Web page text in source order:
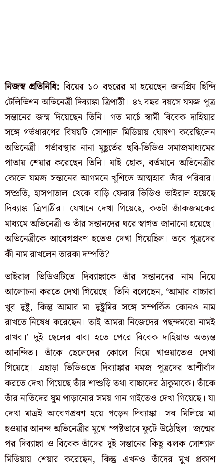
নিজস্ব প্রতিনিধি: বিয়ের ১০ বছরের মা হয়েছেন জনপ্রিয় হিন্দি
টেলিভিশন অভিনেত্রী দিব্যাঙ্কা ত্রিপাঠী। ৪২ বছর বয়সে যমজ পুত্র
সন্তানের জন্ম দিয়েছেন তিনি। গত মার্চে স্বামী বিবেক দাহিয়ার
সঙ্গে গর্ভধারণের বিষয়টি সোশ্যাল মিডিয়ায় ঘোষণা করেছিলেন
অভিনেত্রী। গর্ভাবস্থার নানা মুহূর্তের ছবি-ভিডিও সমাজমাধ্যমের
পাতায় শেয়ার করেছেন তিনি। যাই হোক, বর্তমানে অভিনেত্রীর
কোলে যমজ সন্তানের আগমনে খুশিতে আত্মহারা তাঁর পরিবার।
সম্প্রতি, হাসপাতাল থেকে বাড়ি ফেরার ভিডিও ভাইরাল হয়েছে
দিব্যাঙ্কা ত্রিপাঠীর। যেখানে দেখা গিয়েছে, কতটা জাঁকজমকের
মাধ্যমে অভিনেত্রী ও তাঁর সন্তানদের ঘরে স্বাগত জানানো হয়েছে।
অভিনেত্রীকে আবেগপ্রবণ হতেও দেখা গিয়েছিল। তবে পুত্রদের
কী নাম রাখলেন তারকা দম্পতি?
ভাইরাল ভিডিওটিতে দিব্যাঙ্কাকে তাঁর সন্তানদের নাম নিয়ে
আলোচনা করতে দেখা গিয়েছে। তিনি বলেছেন, ‘আমার বাচ্চারা
খুব দুষ্টু, কিন্তু আমার মা দুষ্টুমির সঙ্গে সম্পর্কিত কোনও নাম
রাখতে নিষেধ করেছেন। তাই আমরা নিজেদের পছন্দমতো নামই
রাখব।’ দুই ছেলের বাবা হতে পেরে বিবেক দাহিয়াও অত্যন্ত
আনন্দিত। তাঁকে ছেলেদের কোলে নিয়ে খাওয়াতেও দেখা
গিয়েছে। এছাড়া ভিডিওতে দিব্যাঙ্কার যমজ পুত্রদের আশীর্বাদ
করতে দেখা গিয়েছে তাঁর শাশুড়ি তথা বাচ্চাদের ঠাকুমাকে। তাঁকে
তাঁর নাতিদের ঘুম পাড়ানোর সময় গান গাইতেও দেখা গিয়েছে। যা
দেখা মাত্রই আবেগপ্রবণ হয়ে পড়েন দিব্যাঙ্কা। সব মিলিয়ে মা
হওয়ার আনন্দ অভিনেত্রীর মুখে স্পষ্টভাবে ফুটে উঠেছিল। জন্মের
পর দিব্যাঙ্কা ও বিবেক তাঁদের দুই সন্তানের কিছু ঝলক সোশ্যাল
মিডিয়ায় শেয়ার করেছেন, কিন্তু এখনও তাঁদের মুখ প্রকাশ